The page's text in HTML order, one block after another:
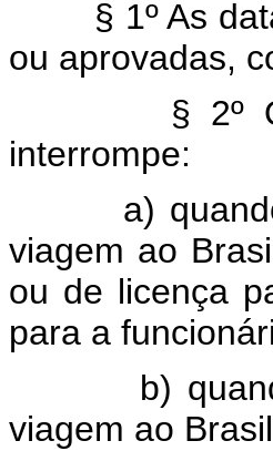
§ 1º As
ou aprovadas,
§ 2º
interrompe:
a)
viagem ao
ou de licença
para a
b)
viagem ao